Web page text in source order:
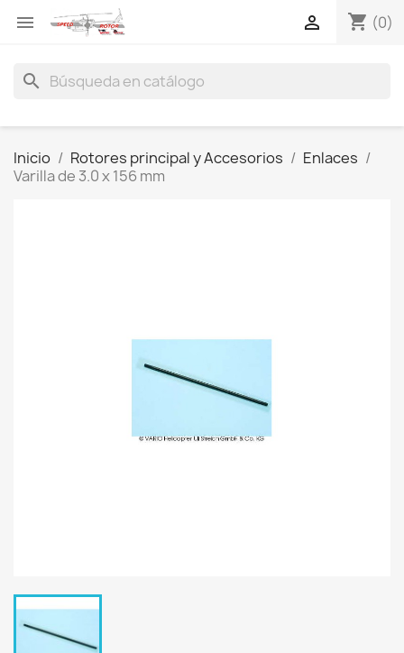
 shopping_cart (0)

search
Inicio Rotores principal y Accesorios
Enlaces
Varilla de 3.0 x 156 mm